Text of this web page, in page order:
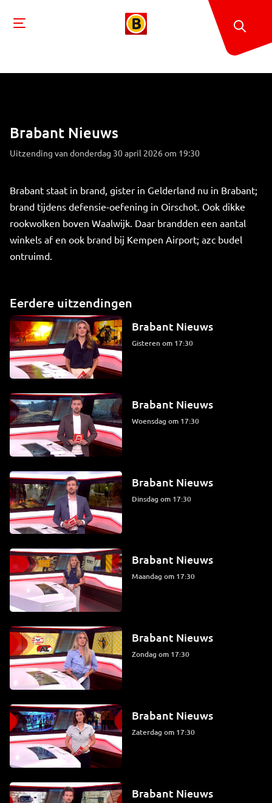
Brabant Nieuws
Uitzending van donderdag 30 april 2026 om 19:30
Brabant staat in brand, gister in Gelderland nu in Brabant;
brand tijdens defensie-oefening in Oirschot. Ook dikke
rookwolken boven Waalwijk. Daar brandden een aantal
winkels af en ook brand bij Kempen Airport; azc budel
ontruimd.
Eerdere uitzendingen
Brabant Nieuws
Gisteren om 17:30
Brabant Nieuws
woensdag om 17:30
Brabant Nieuws
dinsdag om 17:30
Brabant Nieuws
maandag om 17:30
Brabant Nieuws
zondag om 17:30
Brabant Nieuws
zaterdag om 17:30
Brabant Nieuws